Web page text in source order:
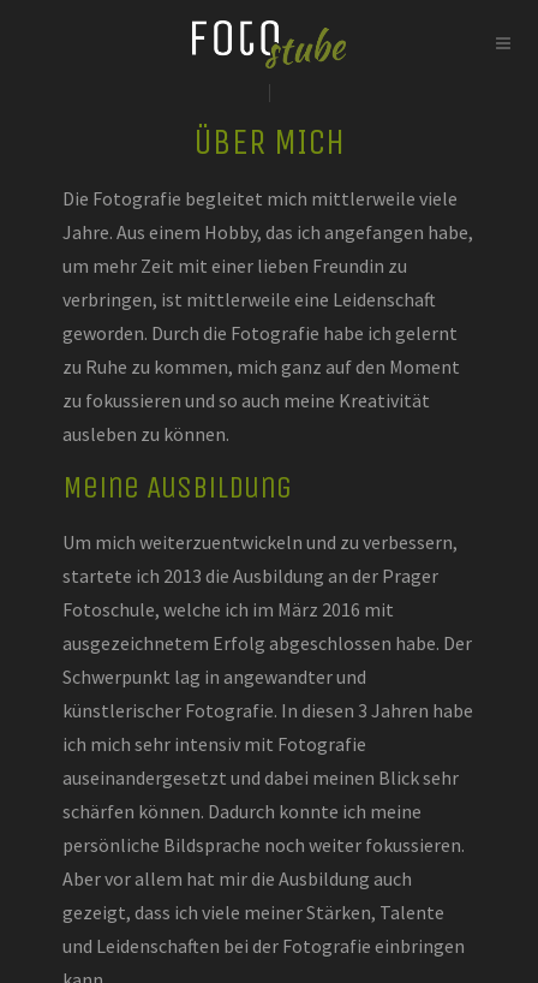
ÜBER MICH
Die Fotografie begleitet mich mittlerweile viele
Jahre. Aus einem Hobby, das ich angefangen habe,
um mehr Zeit mit einer lieben Freundin zu
verbringen, ist mittlerweile eine Leidenschaft
geworden. Durch die Fotografie habe ich gelernt
zu Ruhe zu kommen, mich ganz auf den Moment
zu fokussieren und so auch meine Kreativität
ausleben zu können.
Meine Ausbildung
Um mich weiterzuentwickeln und zu verbessern,
startete ich 2013 die Ausbildung an der Prager
Fotoschule, welche ich im März 2016 mit
ausgezeichnetem Erfolg abgeschlossen habe. Der
Schwerpunkt lag in angewandter und
künstlerischer Fotografie. In diesen 3 Jahren habe
ich mich sehr intensiv mit Fotografie
auseinandergesetzt und dabei meinen Blick sehr
schärfen können. Dadurch konnte ich meine
persönliche Bildsprache noch weiter fokussieren.
Aber vor allem hat mir die Ausbildung auch
gezeigt, dass ich viele meiner Stärken, Talente
und Leidenschaften bei der Fotografie einbringen